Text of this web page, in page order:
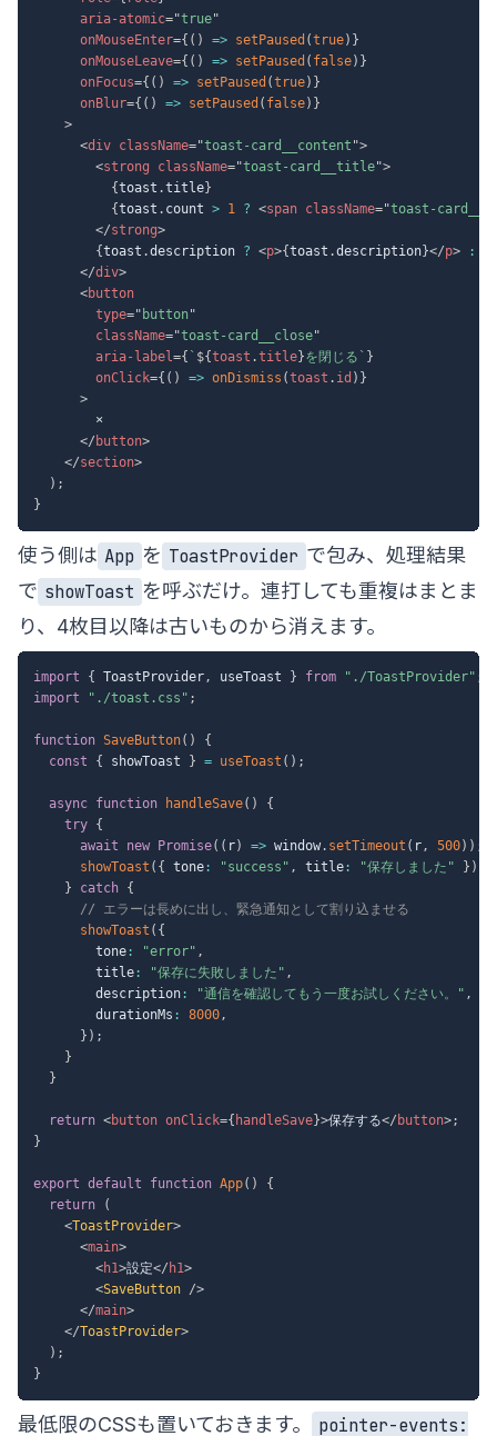
aria-atomic="true"
onMouseEnter={ ( ) => setPaused (true) }
onMouseLeave={ ( ) => setPaused ( false) }
onFocus={ ( ) => setPaused (true) }
onBlur={ ( ) => setPaused ( false) }
>
<div className="toast-card__content ">
<strong className="toast-card__title">
{toast .title}
{toast . count > 1 ? <span className="toast-
</strong>
{toast .description ? <p>{toast .description}</p> :
</div>
<button
type=" button"
className="toast-card__close"
aria-label={ ` ${toast .title}を閉じる ` }
onClick={ ( ) => onDismiss (toast . id ) }
>
        ×
</ button>
</section>
) ;
}
使う側は App を ToastProvider で包み、処理結果
で showToast を呼ぶだけ。連打しても重複はまとま
り、4枚目以降は古いものから消えます。
import { ToastProvider, useToast } from "./ToastProvider" ;
import
"./toast.css" ;
function SaveButton( )
{
const
{ showToast } = useToast ( ) ;
async function handleSave( )
{
try {
await
new Promise( ( r) => window. setTimeout ( r, 500) ) ;
showToast ( { tone : "success" , title : "保存しました" } )
}
catch {
// エラーは長めに出し、緊急通知として割り込ませる
showToast ( {
        tone
: "error" ,
        title
: "保存に失敗しました" ,
        description
: "通信を確認してもう一度お試しください。" ,
        durationMs
: 8000,
} ) ;
}
}
return <button onClick={ handleSave}>保存する</ button>;
}
export default function App( )
{
return
(
<ToastProvider>
<main>
<h1>設定</ h1>
<SaveButton />
</main>
</ToastProvider>
) ;
}
最低限のCSSも置いておきます。 pointer-events: